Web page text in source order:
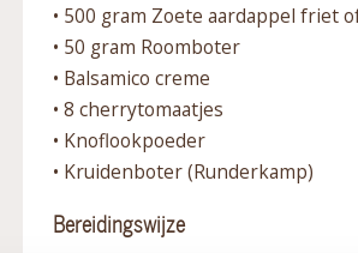
• 500 gram Zoete aardappel friet
• 50 gram Roomboter
• Balsamico creme
• 8 cherrytomaatjes
• Knoflookpoeder
• Kruidenboter (Runderkamp)
Bereidingswijze